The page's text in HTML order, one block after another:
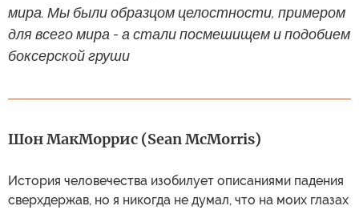
мира. Мы были образцом целостности, примером
для всего мира - а стали посмешищем и подобием
боксерской груши
Шон МакМоррис (Sean McMorris)
История человечества изобилует описаниями падения
сверхдержав, но я никогда не думал, что на моих глазах